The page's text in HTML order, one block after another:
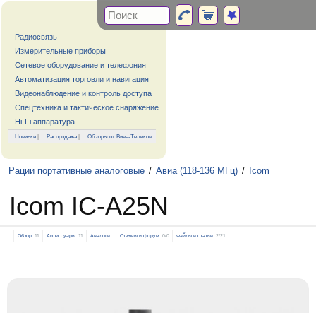
Радиосвязь
Измерительные приборы
Сетевое оборудование и телефония
Автоматизация торговли и навигация
Видеонаблюдение и контроль доступа
Спецтехника и тактическое снаряжение
Hi-Fi аппаратура
Новинки | Распродажа| Обзоры от Вива-Телеком
Рации портативные аналоговые / Авиа (118-136 МГц) / Icom
Icom IC-A25N
Обзор 11 Аксессуары 11 Аналоги Отзывы и форум 0/0 Файлы и статьи 2/21